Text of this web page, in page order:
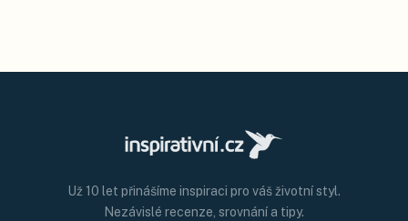
Už 10 let přinášíme inspiraci pro váš životní styl.
Nezávislé recenze, srovnání a tipy.